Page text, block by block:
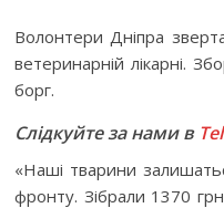
Волонтери Дніпра
ветеринарній лікарні.
борг.
Слідкуйте за нами в
«Наші тварини
фронту. Зібрали 1370